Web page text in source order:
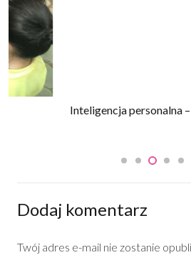
Inteligencja personalna – co warto
Dodaj komentarz
Twój adres e-mail nie zostanie